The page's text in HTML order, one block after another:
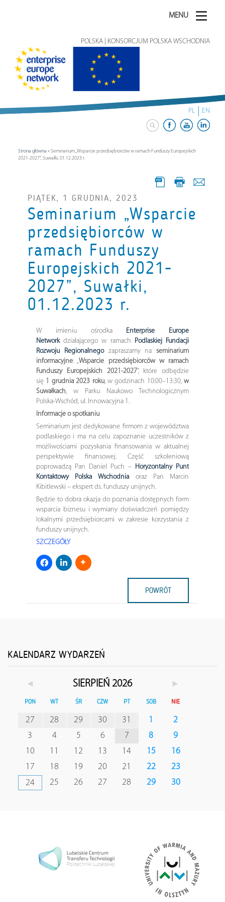
MENU
POLSKA | KONSORCJUM POLSKA WSCHODNIA
PL EN
Strona główna »Seminarium „Wsparcie przedsiębiorców w ramach Funduszy Europejskich
2021-2027”, Suwałki, 01.12.2023 r.
PIĄTEK, 1 GRUDNIA, 2023
Seminarium „Wsparcie
przedsiębiorców w
ramach Funduszy
Europejskich 2021-
2027”, Suwałki,
01.12.2023 r.
W imieniu ośrodka
Enterprise Europe
Networkdziałającego w ramach
Podlaskiej Fundacji
Rozwoju Regionalnegozapraszamy naseminarium
informacyjne: „Wsparcie przedsiębiorców w ramach
Funduszy Europejskich 2021-2027”, które odbędzie
się 1 grudnia 2023 roku, w godzinach 10:00–13:30,w
Suwałkach, w Parku Naukowo Technologicznym
Polska-Wschód, ul. Innowacyjna 1.
Informacje o spotkaniu
Seminarium jest dedykowane firmom z województwa
podlaskiego i ma na celu zapoznanie uczestników z
możliwościami pozyskania finansowania w aktualnej
perspektywie finansowej. Część szkoleniową
poprowadzą Pan Daniel Puch – Horyzontalny Punt
Kontaktowy Polska Wschodnia oraz Pan Marcin
Kibitlewski – ekspert ds. funduszy unijnych.
Będzie to dobra okazja do poznania dostępnych form
wsparcia biznesu i wymiany doświadczeń pomiędzy
lokalnymi przedsiębiorcami w zakresie korzystania z
funduszy unijnych.
SZCZEGÓŁY
POWRÓT
KALENDARZ WYDARZEŃ
◄ SIERPIEŃ 2026 ►
PON WT ŚR CZW PT SOB NIE
27 28 29 30 31 1
2
3
4 5 6 7 8
9
10
11 12 13 14 15
16
17
18 19 20 21 22
23
24
25 26 27 28 29 30